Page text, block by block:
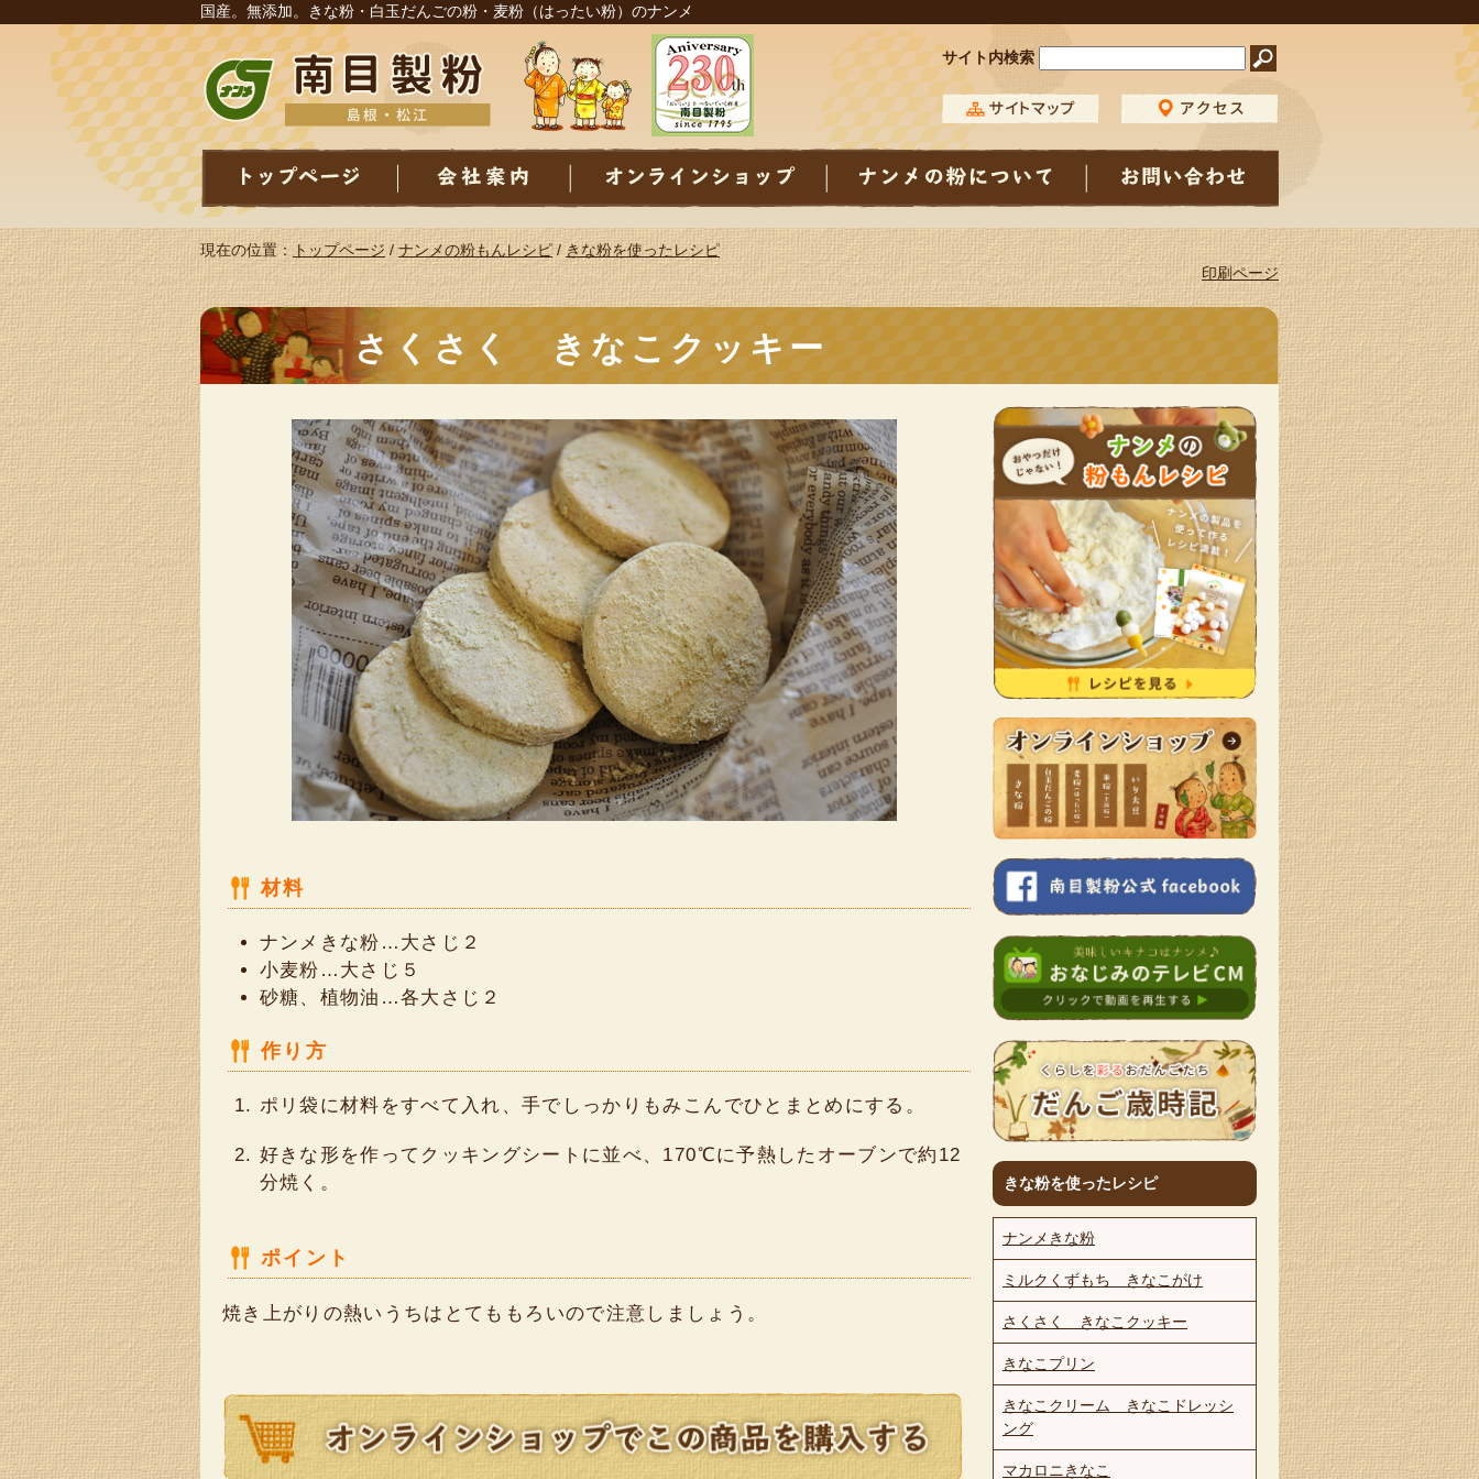
国産。無添加。きな粉・白玉だんごの粉・麦粉（はったい粉）のナンメ
サイト内検索
現在の位置：トップページ /ナンメの粉もんレシピ / きな粉を使ったレシピ
印刷ページ
さくさく きなこクッキー
材料
ナンメきな粉…大さじ２
小麦粉…大さじ５
砂糖、植物油…各大さじ２
作り方
ポリ袋に材料をすべて入れ、手でしっかりもみこんでひとまとめにする。
好きな形を作ってクッキングシートに並べ、170℃に予熱したオーブンで約12
分焼く。
ポイント
焼き上がりの熱いうちはとてももろいので注意しましょう。
きな粉を使ったレシピ
ナンメきな粉
ミルクくずもち きなこがけ
さくさく きなこクッキー
きなこプリン
きなこクリーム きなこドレッシ
ング
マカロニきなこ